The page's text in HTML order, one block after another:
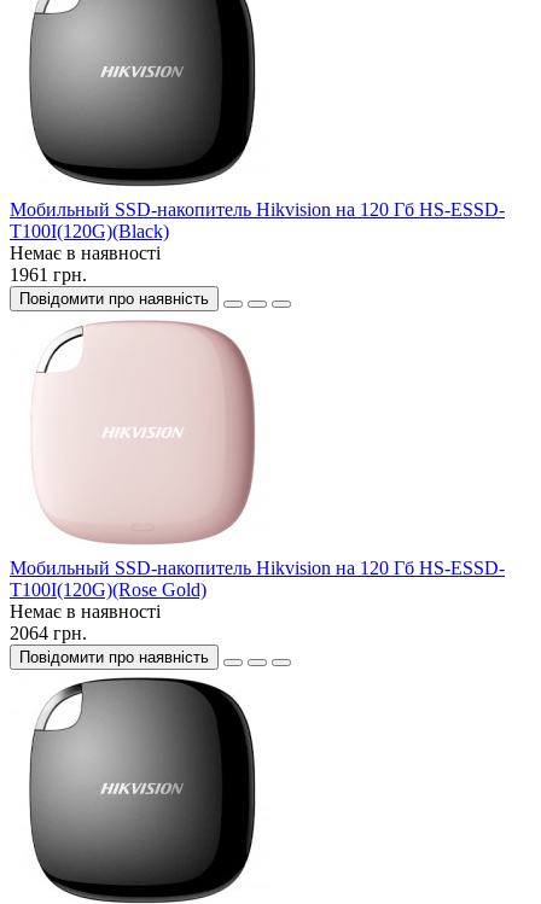
Мобильный SSD-накопитель Hikvision на 120 Гб HS-ESSD-
T100I(120G)(Black)
Немає в наявності
1961 грн.
Повідомити про наявність
Мобильный SSD-накопитель Hikvision на 120 Гб HS-ESSD-
T100I(120G)(Rose Gold)
Немає в наявності
2064 грн.
Повідомити про наявність